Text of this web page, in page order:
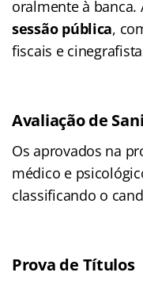
oralmente à banca.
sessão pública,
fiscais e
Avaliação de
Os aprovados na
médico e
classificando o
Prova de Títulos